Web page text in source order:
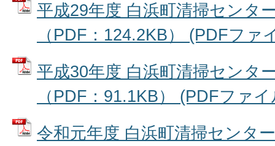
平成29年度 白浜町清掃センタ
（PDF：124.2KB） (PDFファ
平成30年度 白浜町清掃センタ
（PDF：91.1KB） (PDFファ
令和元年度 白浜町清掃センタ